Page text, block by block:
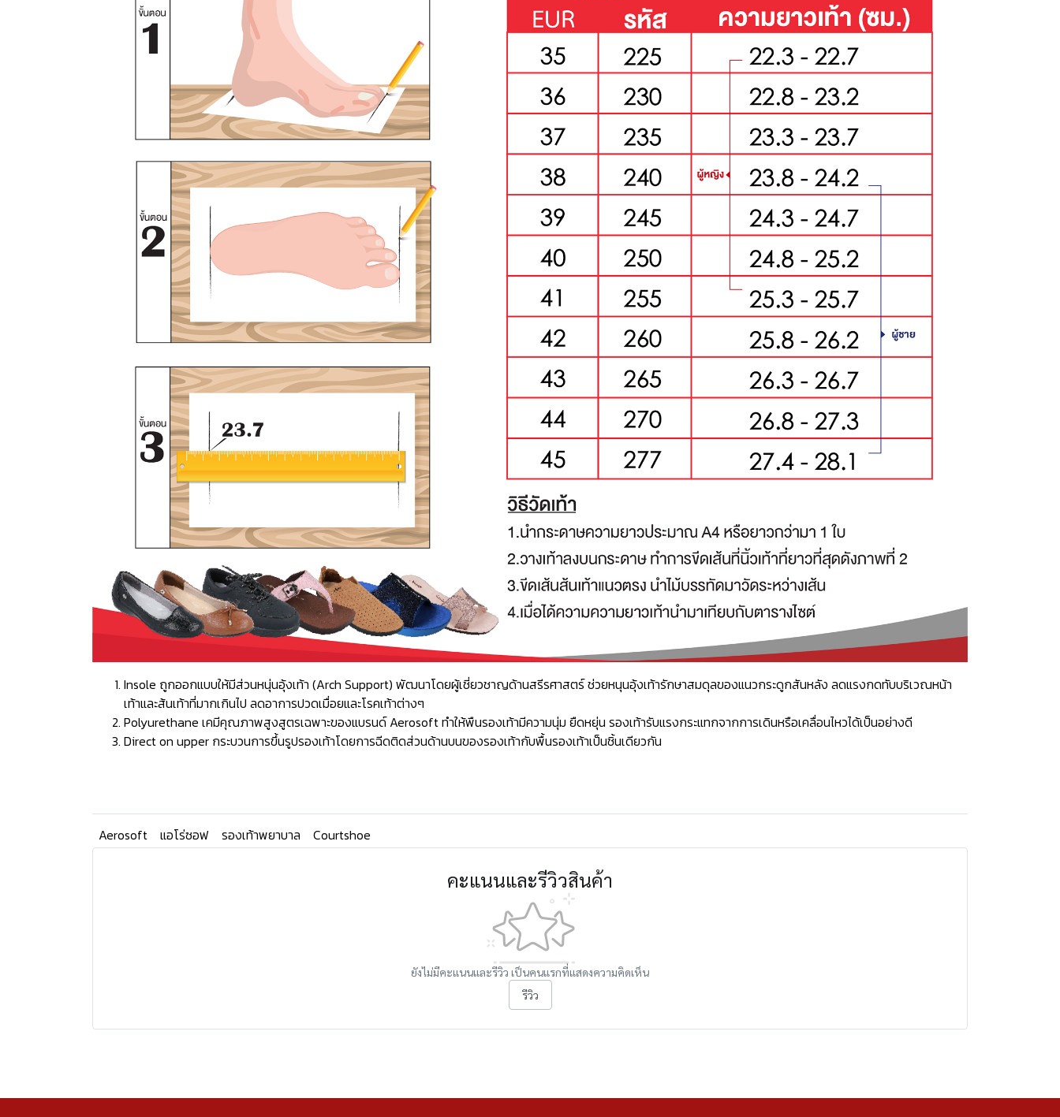
Insole ถูกออกแบบให้มีส่วนหนุ่นอุ้งเท้า (Arch Support) พัฒนาโดยผู้เชี่ยวชาญด้านสรีรศาสตร์ ช่วยหนุนอุ้งเท้ารักษาสมดุลของแนวกระดูกสันหลัง ลดแรงกดทับบริเวณหน้า
เท้าและส้นเท้าที่มากเกินไป ลดอาการปวดเมื่อยและโรคเท้าต่างๆ
Polyurethane เคมีคุณภาพสูงสูตรเฉพาะของแบรนด์ Aerosoft ทำให้พืนรองเท้ามีความนุ่ม ยืดหยุ่น รองเท้ารับแรงกระแทกจากการเดินหรือเคลื่อนไหวได้เป็นอย่างดี
Direct on upper กระบวนการขึ้นรูปรองเท้าโดยการฉีดติดส่วนด้านบนของรองเท้ากับพื้นรองเท้าเป็นชิ้นเดียวกัน
Aerosoft แอโร่ซอฟ รองเท้าพยาบาล Courtshoe
คะแนนและรีวิวสินค้า
ยังไม่มีคะแนนและรีวิว เป็นคนแรกที่แสดงความคิดเห็น
รีวิว